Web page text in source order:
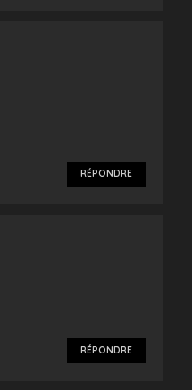
RÉPONDRE
RÉPONDRE